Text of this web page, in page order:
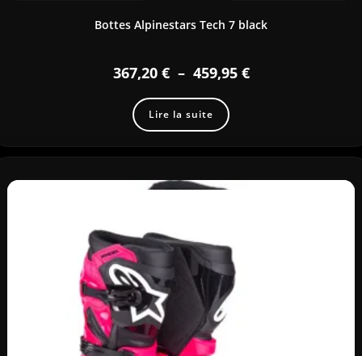
Bottes Alpinestars Tech 7 black
367,20 € – 459,95 €
Lire la suite